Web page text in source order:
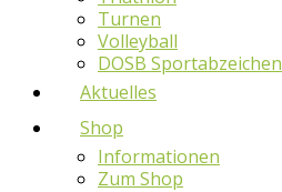
Turnen
Volleyball
DOSB Sportabzeichen
Aktuelles
Shop
Informationen
Zum Shop